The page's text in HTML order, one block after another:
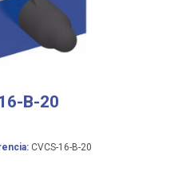
B-20
CVCS-16-B-20